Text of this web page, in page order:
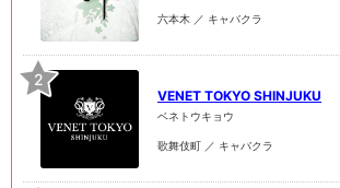
六本木 ／ キャバクラ
2
VENET TOKYO SHINJUKU
ベネトウキョウ
歌舞伎町 ／ キャバクラ